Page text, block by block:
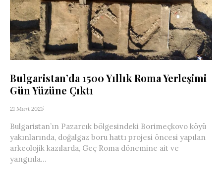
Bulgaristan’da 1500 Yıllık Roma Yerleşimi
Gün Yüzüne Çıktı
21 Mart 2025
Bulgaristan’ın Pazarcık bölgesindeki Borimeçkovo köyü
yakınlarında, doğalgaz boru hattı projesi öncesi yapılan
arkeolojik kazılarda, Geç Roma dönemine ait ve
yangınla...